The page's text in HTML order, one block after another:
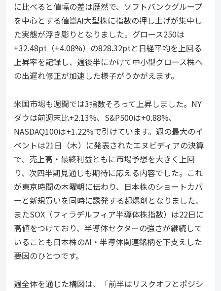
に比べると値幅の差は歴然で、ソフトバンクグループ
を中心とする値嵩AI大型株に指数の押し上げが集中し
た実態が浮き彫りとなりました。グロース250は
+32.48pt（+4.08%）の828.32ptと日経平均を上回る
上昇率を記録し、週後半にかけて中小型グロース株へ
の出遅れ修正が加速した様子がうかがえます。
米国市場も週間では3指数そろって上昇しました。NY
ダウは前週末比+2.13%、S&P500は+0.88%、
NASDAQ100は+1.22%で引けています。週の最大のイ
ベントは21日（木）に発表されたエヌビディアの決算
で、売上高・最終利益ともに市場予想を大きく上回
り、次四半期見通しも期待に応える内容でした。これ
が東京時間の木曜朝に伝わり、日本株のショートカバ
ーと新規買いを同時に誘発する起爆剤となりました。
またSOX（フィラデルフィア半導体株指数）は22日に
高値をつけており、半導体セクターの強さが継続して
いることも日本株のAI・半導体関連銘柄を下支えした
要因のひとつです。
週全体を通じた構図は、「前半はリスクオフとポジシ